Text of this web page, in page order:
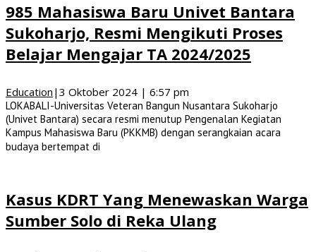
985 Mahasiswa Baru Univet Bantara
Sukoharjo, Resmi Mengikuti Proses
Belajar Mengajar TA 2024/2025
Education | 3 Oktober 2024 | 6:57 pm
LOKABALI-Universitas Veteran Bangun Nusantara Sukoharjo
(Univet Bantara) secara resmi menutup Pengenalan Kegiatan
Kampus Mahasiswa Baru (PKKMB) dengan serangkaian acara
budaya bertempat di
Kasus KDRT Yang Menewaskan Warga
Sumber Solo di Reka Ulang